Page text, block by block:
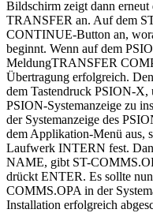
Bildschirm zeigt dann
TRANSFER an. Auf dem
CONTINUE-Button an,
beginnt. Wenn auf dem
MeldungTRANSFER
Übertragung erfolgreich.
dem Tastendruck PSION-X,
PSION-Systemanzeige zu
der Systemanzeige des
dem Applikation-Menü aus,
Laufwerk INTERN fest.
NAME, gibt ST-
drückt ENTER. Es sollte
COMMS.OPA in der
Installation erfolgreich